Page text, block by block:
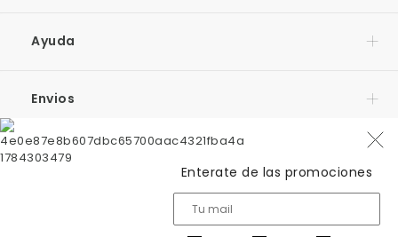
Ayuda
Envios
Contacto
Enterate de las promociones